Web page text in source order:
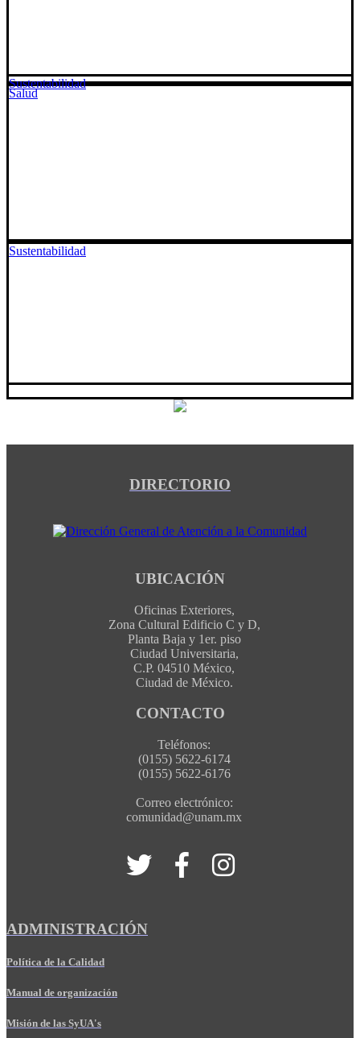
Salud
Sustentabilidad
Sustentabilidad
DIRECTORIO
UBICACIÓN
Oficinas Exteriores,
Zona Cultural Edificio C y D,
Planta Baja y 1er. piso
Ciudad Universitaria,
C.P. 04510 México,
Ciudad de México.
CONTACTO
Teléfonos:
(0155) 5622-6174
(0155) 5622-6176
Correo electrónico:
comunidad@unam.mx
ADMINISTRACIÓN
Política de la Calidad
Manual de organización
Misión de las SyUA's